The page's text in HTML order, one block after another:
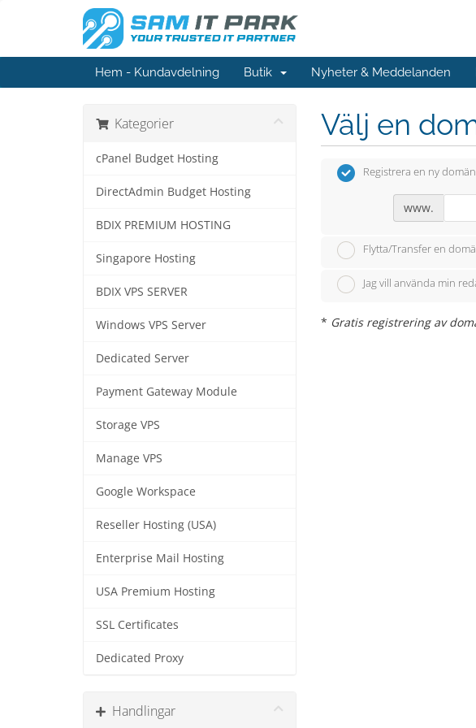
Hem - Kundavdelning Butik Nyheter & Meddelanden
Kategorier
cPanel Budget Hosting
DirectAdmin Budget Hosting
BDIX PREMIUM HOSTING
Singapore Hosting
BDIX VPS SERVER
Windows VPS Server
Dedicated Server
Payment Gateway Module
Storage VPS
Manage VPS
Google Workspace
Reseller Hosting (USA)
Enterprise Mail Hosting
USA Premium Hosting
SSL Certificates
Dedicated Proxy
Handlingar
Välj en
Registrera en ny domän
www.
Flytta/Transfer en
Jag vill använda min
* Gratis registrering av